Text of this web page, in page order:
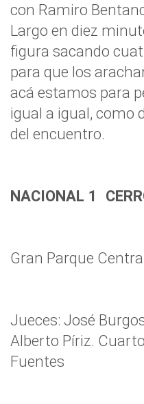
con Ramiro
Largo en diez
figura sacando
para que los
acá estamos para
igual a igual, como
del encuentro.
NACIONAL 1
Gran Parque
Jueces: José
Alberto Píriz.
Fuentes